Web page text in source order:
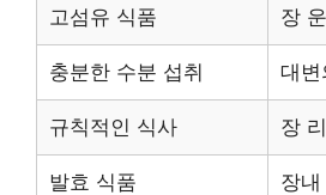
고섬유 식품 장
충분한 수분 섭취 대변
규칙적인 식사 장
발효 식품 장